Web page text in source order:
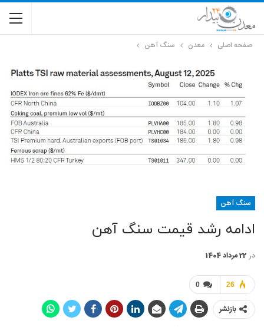
صفحه اصلی معدن سنگ آهن
سنگ آهن
ادامه رشد قیمت سنگ آهن
در 22 مرداد 1404
0 26
بازنشر